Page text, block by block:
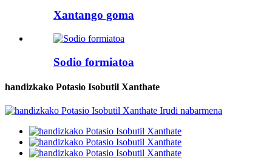
Xantango goma
Sodio formiatoa
handizkako Potasio Isobutil Xanthate